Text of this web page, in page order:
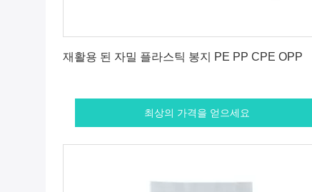
재활용 된 자밀 플라스틱 봉지 PE PP CPE OPP
최상의 가격을 얻으세요